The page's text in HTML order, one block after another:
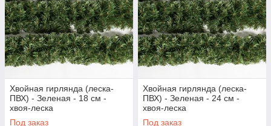
Хвойная гирлянда (леска-
ПВХ) - Зеленая - 18 см -
хвоя-леска
Под заказ
Хвойная гирлянда (леска-
ПВХ) - Зеленая - 24 см -
хвоя-леска
Под заказ